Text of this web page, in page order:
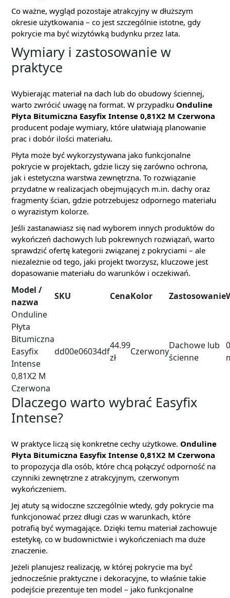
Co ważne, wygląd pozostaje atrakcyjny w dłuższym
okresie użytkowania – co jest szczególnie istotne, gdy
pokrycie ma być wizytówką budynku przez lata.
Wymiary i zastosowanie w
praktyce
Wybierając materiał na dach lub do obudowy ściennej,
warto zwrócić uwagę na format. W przypadku Onduline
Płyta Bitumiczna Easyfix Intense 0,81X2 M Czerwona
producent podaje wymiary, które ułatwiają planowanie
prac i dobór ilości materiału.
Płyta może być wykorzystywana jako funkcjonalne
pokrycie w projektach, gdzie liczy się zarówno ochrona,
jak i estetyczna warstwa zewnętrzna. To rozwiązanie
przydatne w realizacjach obejmujących m.in. dachy oraz
fragmenty ścian, gdzie potrzebujesz odpornego materiału
o wyrazistym kolorze.
Jeśli zastanawiasz się nad wyborem innych produktów do
wykończeń dachowych lub pokrewnych rozwiązań, warto
sprawdzić ofertę kategorii związanej z pokryciami – ale
niezależnie od tego, jaki projekt tworzysz, kluczowe jest
dopasowanie materiału do warunków i oczekiwań.
Model /
nazwa
SKU CenaKolor Zastosowanie
Onduline
Płyta
Bitumiczna
Easyfix
Intense
0,81X2 M
Czerwona
dd00e06034df
44.99
zł
Czerwony
Dachowe lub
ścienne
Dlaczego warto wybrać Easyfix
Intense?
W praktyce liczą się konkretne cechy użytkowe. Onduline
Płyta Bitumiczna Easyfix Intense 0,81X2 M Czerwona
to propozycja dla osób, które chcą połączyć odporność na
czynniki zewnętrzne z atrakcyjnym, czerwonym
wykończeniem.
Jej atuty są widoczne szczególnie wtedy, gdy pokrycie ma
funkcjonować przez długi czas w warunkach, które
potrafią być wymagające. Dzięki temu materiał zachowuje
estetykę, co w budownictwie i wykończeniach ma duże
znaczenie.
Jeżeli planujesz realizację, w której pokrycie ma być
jednocześnie praktyczne i dekoracyjne, to właśnie takie
podejście prezentuje ten model – jako funkcjonalne